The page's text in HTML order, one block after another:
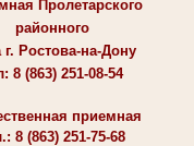
Пролетарского
районного
г. Ростова-на-Дону
8 (863) 251-08-54
приемная
8 (863) 251-75-68